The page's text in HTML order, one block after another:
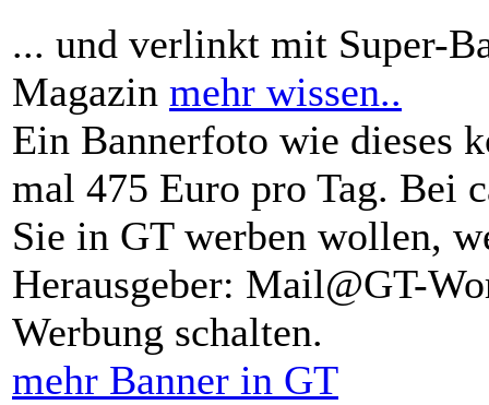
... und verlinkt mit Super-
Magazin mehr wissen..
Ein Bannerfoto wie dieses
mal 475 Euro pro Tag. Bei
Sie in GT werben wollen,
Herausgeber: Mail@GT-
Werbung schalten.
mehr Banner in GT